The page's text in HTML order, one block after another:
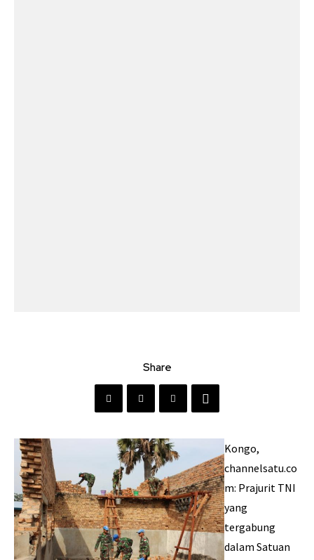
Share
Kongo,
channelsatu.co
m: Prajurit TNI
yang
tergabung
dalam Satuan